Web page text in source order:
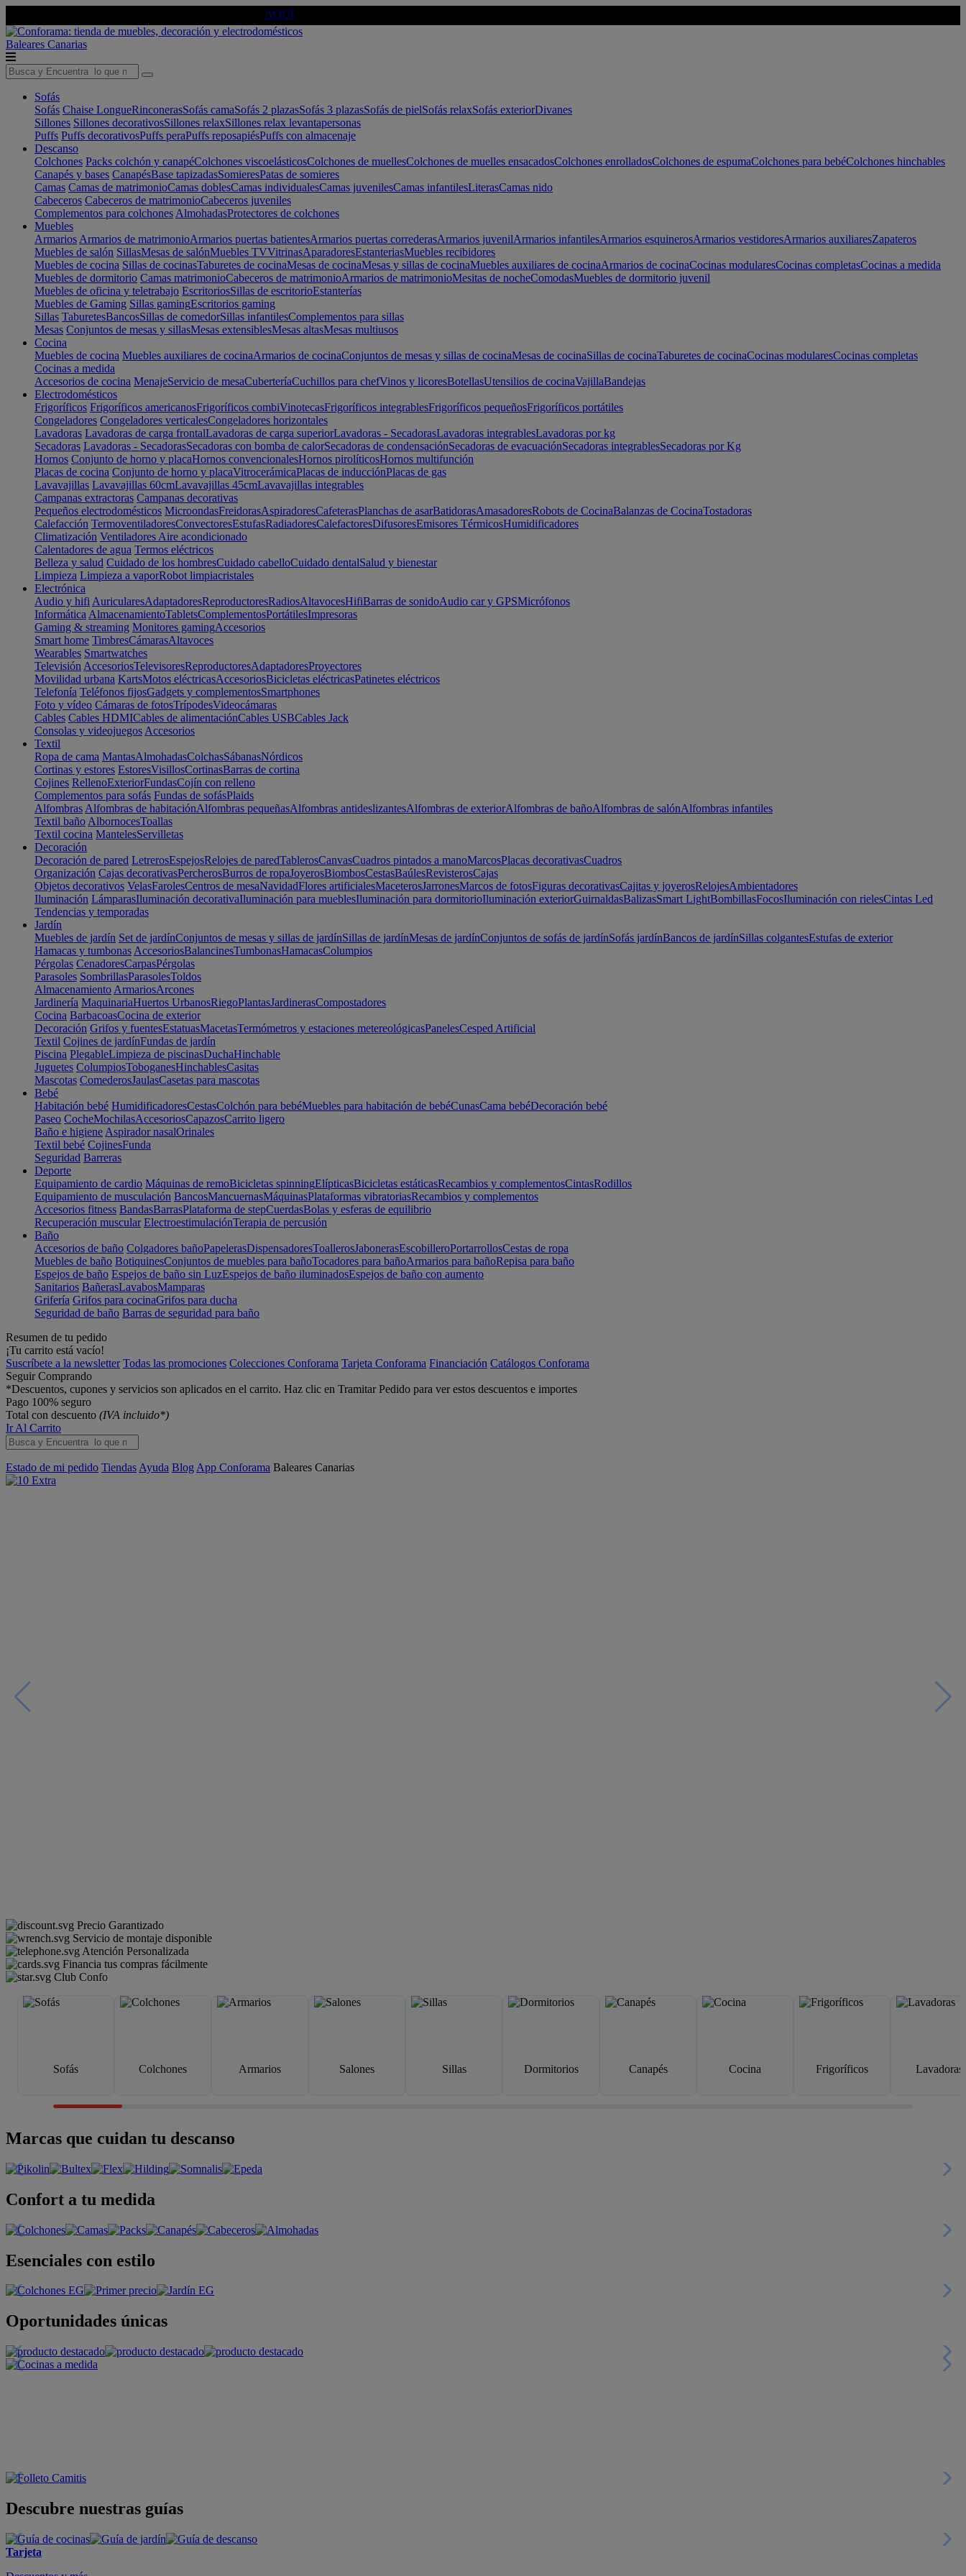
AQUÍ
Baleares Canarias
Sofás
Sofás Chaise LongueRinconerasSofás camaSofás 2 plazasSofás 3 plazasSofás de pielSofás relaxSofás exteriorDivanes
Sillones Sillones decorativosSillones relaxSillones relax levantapersonas
Puffs Puffs decorativosPuffs peraPuffs reposapiésPuffs con almacenaje
Descanso
Colchones Packs colchón y canapéColchones viscoelásticosColchones de muellesColchones de muelles ensacadosColchones enrolladosColchones de espumaColchones para bebéColchones hinchables
Canapés y bases CanapésBase tapizadasSomieresPatas de somieres
Camas Camas de matrimonioCamas doblesCamas individualesCamas juvenilesCamas infantilesLiterasCamas nido
Cabeceros Cabeceros de matrimonioCabeceros juveniles
Complementos para colchones AlmohadasProtectores de colchones
Muebles
Armarios Armarios de matrimonioArmarios puertas batientesArmarios puertas correderasArmarios juvenilArmarios infantilesArmarios esquinerosArmarios vestidoresArmarios auxiliaresZapateros
Muebles de salón SillasMesas de salónMuebles TVVitrinasAparadoresEstanteriasMuebles recibidores
Muebles de cocina Sillas de cocinasTaburetes de cocinaMesas de cocinaMesas y sillas de cocinaMuebles auxiliares de cocinaArmarios de cocinaCocinas modularesCocinas completasCocinas a medida
Muebles de dormitorio Camas matrimonioCabeceros de matrimonioArmarios de matrimonioMesitas de nocheComodasMuebles de dormitorio juvenil
Muebles de oficina y teletrabajo EscritoriosSillas de escritorioEstanterías
Muebles de Gaming Sillas gamingEscritorios gaming
Sillas TaburetesBancosSillas de comedorSillas infantilesComplementos para sillas
Mesas Conjuntos de mesas y sillasMesas extensiblesMesas altasMesas multiusos
Cocina
Muebles de cocina Muebles auxiliares de cocinaArmarios de cocinaConjuntos de mesas y sillas de cocinaMesas de cocinaSillas de cocinaTaburetes de cocinaCocinas modularesCocinas completas
Cocinas a medida
Accesorios de cocina MenajeServicio de mesaCuberteríaCuchillos para chefVinos y licoresBotellasUtensilios de cocinaVajillaBandejas
Electrodomésticos
Frigoríficos Frigoríficos americanosFrigoríficos combiVinotecasFrigoríficos integrablesFrigoríficos pequeñosFrigoríficos portátiles
Congeladores Congeladores verticalesCongeladores horizontales
Lavadoras Lavadoras de carga frontalLavadoras de carga superiorLavadoras - SecadorasLavadoras integrablesLavadoras por kg
Secadoras Lavadoras - SecadorasSecadoras con bomba de calorSecadoras de condensaciónSecadoras de evacuaciónSecadoras integrablesSecadoras por Kg
Hornos Conjunto de horno y placaHornos convencionalesHornos pirolíticosHornos multifunción
Placas de cocina Conjunto de horno y placaVitrocerámicaPlacas de inducciónPlacas de gas
Lavavajillas Lavavajillas 60cmLavavajillas 45cmLavavajillas integrables
Campanas extractoras Campanas decorativas
Pequeños electrodomésticos MicroondasFreidorasAspiradoresCafeterasPlanchas de asarBatidorasAmasadoresRobots de CocinaBalanzas de CocinaTostadoras
Calefacción TermoventiladoresConvectoresEstufasRadiadoresCalefactoresDifusoresEmisores TérmicosHumidificadores
Climatización Ventiladores Aire acondicionado
Calentadores de agua Termos eléctricos
Belleza y salud Cuidado de los hombresCuidado cabelloCuidado dentalSalud y bienestar
Limpieza Limpieza a vaporRobot limpiacristales
Electrónica
Audio y hifi AuricularesAdaptadoresReproductoresRadiosAltavocesHifiBarras de sonidoAudio car y GPSMicrófonos
Informática AlmacenamientoTabletsComplementosPortátilesImpresoras
Gaming & streaming Monitores gamingAccesorios
Smart home TimbresCámarasAltavoces
Wearables Smartwatches
Televisión AccesoriosTelevisoresReproductoresAdaptadoresProyectores
Movilidad urbana KartsMotos eléctricasAccesoriosBicicletas eléctricasPatinetes eléctricos
Telefonía Teléfonos fijosGadgets y complementosSmartphones
Foto y vídeo Cámaras de fotosTrípodesVideocámaras
Cables Cables HDMICables de alimentaciónCables USBCables Jack
Consolas y videojuegos Accesorios
Textil
Ropa de cama MantasAlmohadasColchasSábanasNórdicos
Cortinas y estores EstoresVisillosCortinasBarras de cortina
Cojines RellenoExteriorFundasCojín con relleno
Complementos para sofás Fundas de sofásPlaids
Alfombras Alfombras de habitaciónAlfombras pequeñasAlfombras antideslizantesAlfombras de exteriorAlfombras de bañoAlfombras de salónAlfombras infantiles
Textil baño AlbornocesToallas
Textil cocina MantelesServilletas
Decoración
Decoración de pared LetrerosEspejosRelojes de paredTablerosCanvasCuadros pintados a manoMarcosPlacas decorativasCuadros
Organización Cajas decorativasPercherosBurros de ropaJoyerosBiombosCestasBaúlesRevisterosCajas
Objetos decorativos VelasFarolesCentros de mesaNavidadFlores artificialesMaceterosJarronesMarcos de fotosFiguras decorativasCajitas y joyerosRelojesAmbientadores
Iluminación LámparasIluminación decorativaIluminación para mueblesIluminación para dormitorioIluminación exteriorGuirnaldasBalizasSmart LightBombillasFocosIluminación con rielesCintas Led
Tendencias y temporadas
Jardín
Muebles de jardín Set de jardínConjuntos de mesas y sillas de jardínSillas de jardínMesas de jardínConjuntos de sofás de jardínSofás jardínBancos de jardínSillas colgantesEstufas de exterior
Hamacas y tumbonas AccesoriosBalancinesTumbonasHamacasColumpios
Pérgolas CenadoresCarpasPérgolas
Parasoles SombrillasParasolesToldos
Almacenamiento ArmariosArcones
Jardinería MaquinariaHuertos UrbanosRiegoPlantasJardinerasCompostadores
Cocina BarbacoasCocina de exterior
Decoración Grifos y fuentesEstatuasMacetasTermómetros y estaciones metereológicasPanelesCesped Artificial
Textil Cojines de jardínFundas de jardín
Piscina PlegableLimpieza de piscinasDuchaHinchable
Juguetes ColumpiosToboganesHinchablesCasitas
Mascotas ComederosJaulasCasetas para mascotas
Bebé
Habitación bebé HumidificadoresCestasColchón para bebéMuebles para habitación de bebéCunasCama bebéDecoración bebé
Paseo CocheMochilasAccesoriosCapazosCarrito ligero
Baño e higiene Aspirador nasalOrinales
Textil bebé CojinesFunda
Seguridad Barreras
Deporte
Equipamiento de cardio Máquinas de remoBicicletas spinningElípticasBicicletas estáticasRecambios y complementosCintasRodillos
Equipamiento de musculación BancosMancuernasMáquinasPlataformas vibratoriasRecambios y complementos
Accesorios fitness BandasBarrasPlataforma de stepCuerdasBolas y esferas de equilibrio
Recuperación muscular ElectroestimulaciónTerapia de percusión
Baño
Accesorios de baño Colgadores bañoPapelerasDispensadoresToallerosJabonerasEscobilleroPortarrollosCestas de ropa
Muebles de baño BotiquinesConjuntos de muebles para bañoTocadores para bañoArmarios para bañoRepisa para baño
Espejos de baño Espejos de baño sin LuzEspejos de baño iluminadosEspejos de baño con aumento
Sanitarios BañerasLavabosMamparas
Grifería Grifos para cocinaGrifos para ducha
Seguridad de baño Barras de seguridad para baño
Resumen de tu pedido
¡Tu carrito está vacío!
Suscríbete a la newsletter Todas las promociones Colecciones Conforama Tarjeta Conforama Financiación Catálogos Conforama
Seguir Comprando
*Descuentos, cupones y servicios son aplicados en el carrito. Haz clic en Tramitar Pedido para ver estos descuentos e importes
Pago 100% seguro
Total con descuento (IVA incluido*)
Ir Al Carrito
Estado de mi pedido Tiendas Ayuda Blog App Conforama Baleares Canarias
Precio Garantizado
Servicio de montaje disponible
Atención Personalizada
Financia tus compras fácilmente
Club Confo
Sofás Colchones Armarios Salones Sillas Dormitorios Canapés Cocina Frigoríficos Lavadoras
Marcas que cuidan tu descanso
Confort a tu medida
Esenciales con estilo
Oportunidades únicas
Descubre nuestras guías
Tarjeta